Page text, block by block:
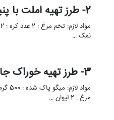
2- طرز تهیه املت با پنیر پیتزا (املت پنیری)
نمک …
3- طرز تهیه خوراک جامبالایا
مرغ : 2 لیوان …